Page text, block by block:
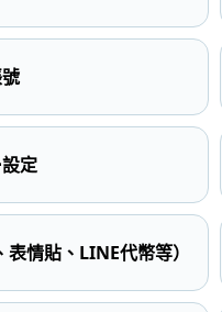
定
情貼、LINE代幣等）